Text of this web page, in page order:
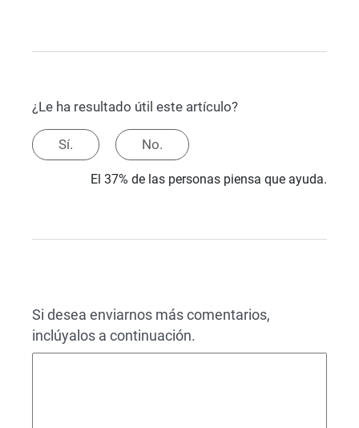
¿Le ha resultado útil este artículo?
Sí. No.
El 37% de las personas piensa que ayuda.
Si desea enviarnos más comentarios,
inclúyalos a continuación.